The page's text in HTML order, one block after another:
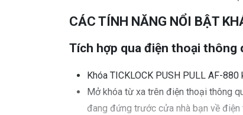
CÁC TÍNH NĂNG NỔI BẬT
Tích hợp qua điện thoại thông
Khóa TICKLOCK PUSH PULL AF-
Mở khóa từ xa trên điện thoại thông
đang đứng trước cửa nhà bạn về